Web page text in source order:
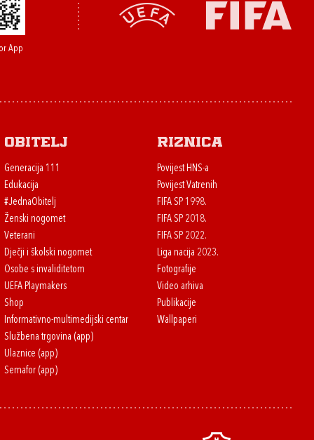
App
Obitelj
Generacija 111
Edukacija
#JednaObitelj
Ženski nogomet
Veterani
Dječji i školski nogomet
Osobe s invaliditetom
UEFA Playmakers
Shop
Informativno-multimedijski centar
Službena trgovina (app)
Ulaznice (app)
Semafor (app)
Riznica
Povijest HNS-a
Povijest Vatrenih
FIFA SP 1998.
FIFA SP 2018.
FIFA SP 2022.
Liga nacija 2023.
Fotografije
Video arhiva
Publikacije
Wallpaperi